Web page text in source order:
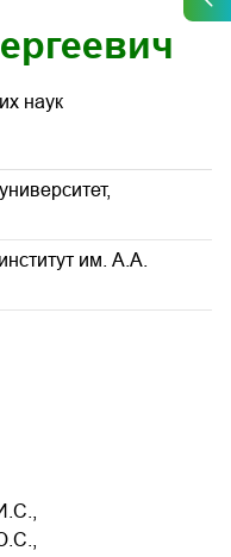
наук
им. А.А.